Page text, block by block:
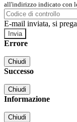
all'indirizzo indicato con
E-mail inviata, si
Errore
Chiudi
Successo
Chiudi
Informazione
Chiudi